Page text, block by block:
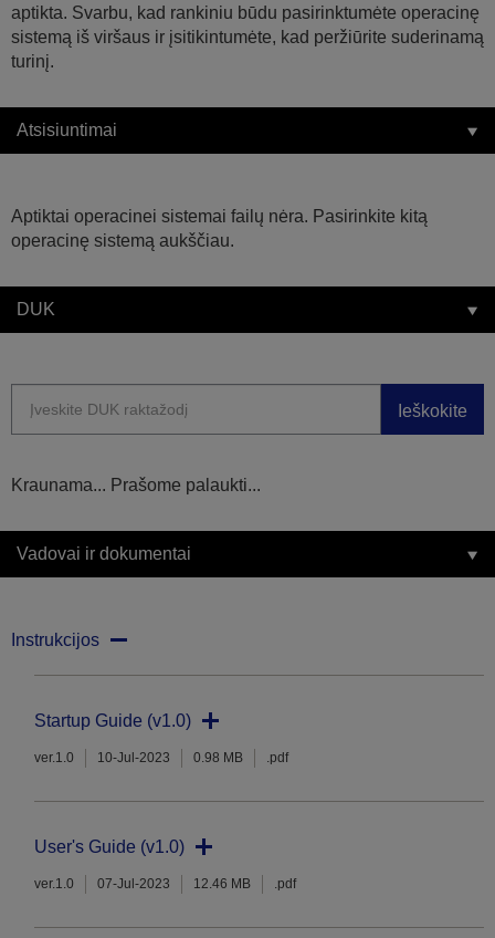
aptikta. Svarbu, kad rankiniu būdu pasirinktumėte operacinę
sistemą iš viršaus ir įsitikintumėte, kad peržiūrite suderinamą
turinį.
Atsisiuntimai
Aptiktai operacinei sistemai failų nėra. Pasirinkite kitą
operacinę sistemą aukščiau.
DUK
Ieškokite
Kraunama... Prašome palaukti...
Vadovai ir dokumentai
Instrukcijos
Startup Guide (v1.0)
ver.1.0 10-Jul-2023 0.98 MB .pdf
User's Guide (v1.0)
ver.1.0 07-Jul-2023 12.46 MB .pdf